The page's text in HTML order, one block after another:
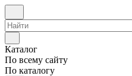
Каталог
По всему сайту
По каталогу